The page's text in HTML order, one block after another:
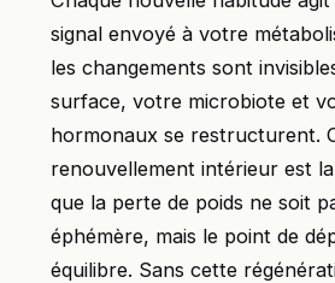
signal envoyé à votre
les changements sont
surface, votre microbiote et
hormonaux se restructurent.
renouvellement intérieur est
que la perte de poids ne soit
éphémère, mais le point de
équilibre. Sans cette